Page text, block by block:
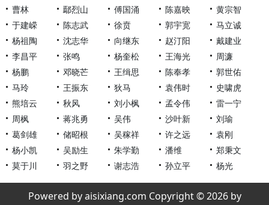
曹林
鄢烈山 傅国涌 陈嘉映
黄宗智
于建嵘
陈志武 徐贲 郭宇宽
马立诚
杨祖陶
沈志华 向继东 赵汀阳
戴建业
李昌平
张鸣 杨奎松 王海光
周濂
杨鹏
邓晓芒 王缉思 陈奉孝
郭世佑
马玲
王振东 狄马 袁伟时
史啸虎
熊培云
秋风 刘小枫 孟令伟
雷一宁
周枫
蒋兆勇 吴伟 沙叶新
刘瑜
葛剑雄
储昭根 吴稼祥 许之远
袁刚
杨小凯
吴励生 朱学勤 潘维
郑秉文
莫于川
羽之野 谢志浩 孙立平 杨光
Powered by aisixiang.com Copyright © 2026 by